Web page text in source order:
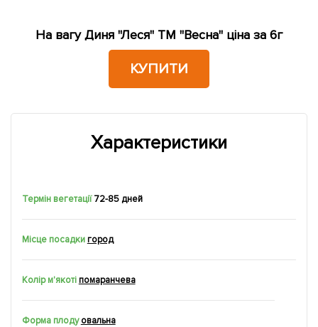
На вагу Диня "Леся" ТМ "Весна" ціна за 6г
КУПИТИ
Характеристики
Термін вегетації 72-85 дней
Місце посадки город
Колір м'якоті помаранчева
Форма плоду овальна